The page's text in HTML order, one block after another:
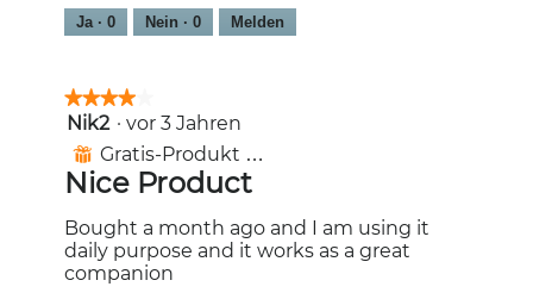
Ja · 0 Nein · 0 Melden
★★★★★
★★★★★
4
von
Sternen.
Nik2 · vor 3 Jahren
⊞ Gratis-Produkt erhalten
Nice Product
Bought a month ago and I am using it
daily purpose and it works as a great
companion